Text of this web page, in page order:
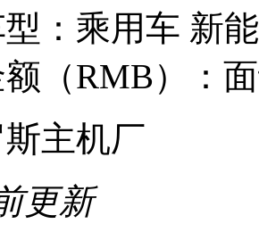
： 乘用车 新
（RMB）：
主机厂
更新